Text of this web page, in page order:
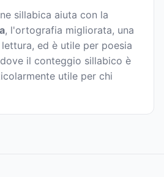
sillabica aiuta con la
, l'ortografia migliorata, una
ed è utile per poesia
il conteggio sillabico è
utile per chi